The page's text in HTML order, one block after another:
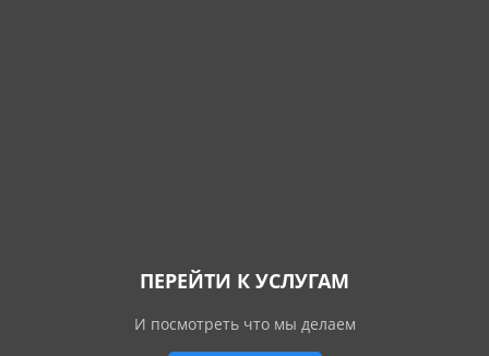
ПЕРЕЙТИ К УСЛУГАМ
И посмотреть что мы делаем